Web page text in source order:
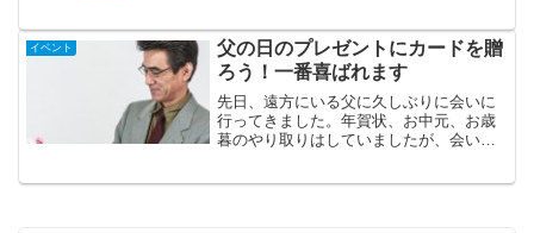
少しアップするかなとか、私たちも思い
を巡らせたものです。でも...
イベント
父の日のプレゼントにカードを贈
ろう！一番喜ばれます
先日、遠方にいる父に久しぶりに会いに
行ってきました。年賀状、お中元、お歳
暮のやり取りはしていましたが、会いに